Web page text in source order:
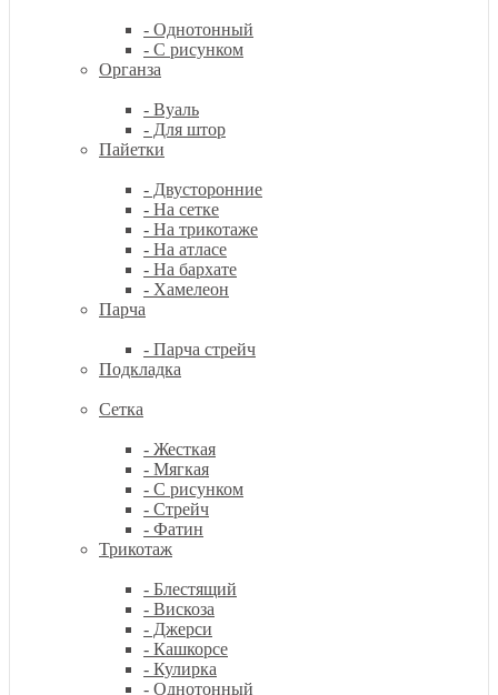
- Однотонный
- С рисунком
Органза
- Вуаль
- Для штор
Пайетки
- Двусторонние
- На сетке
- На трикотаже
- На атласе
- На бархате
- Хамелеон
Парча
- Парча стрейч
Подкладка
Сетка
- Жесткая
- Мягкая
- С рисунком
- Стрейч
- Фатин
Трикотаж
- Блестящий
- Вискоза
- Джерси
- Кашкорсе
- Кулирка
- Однотонный